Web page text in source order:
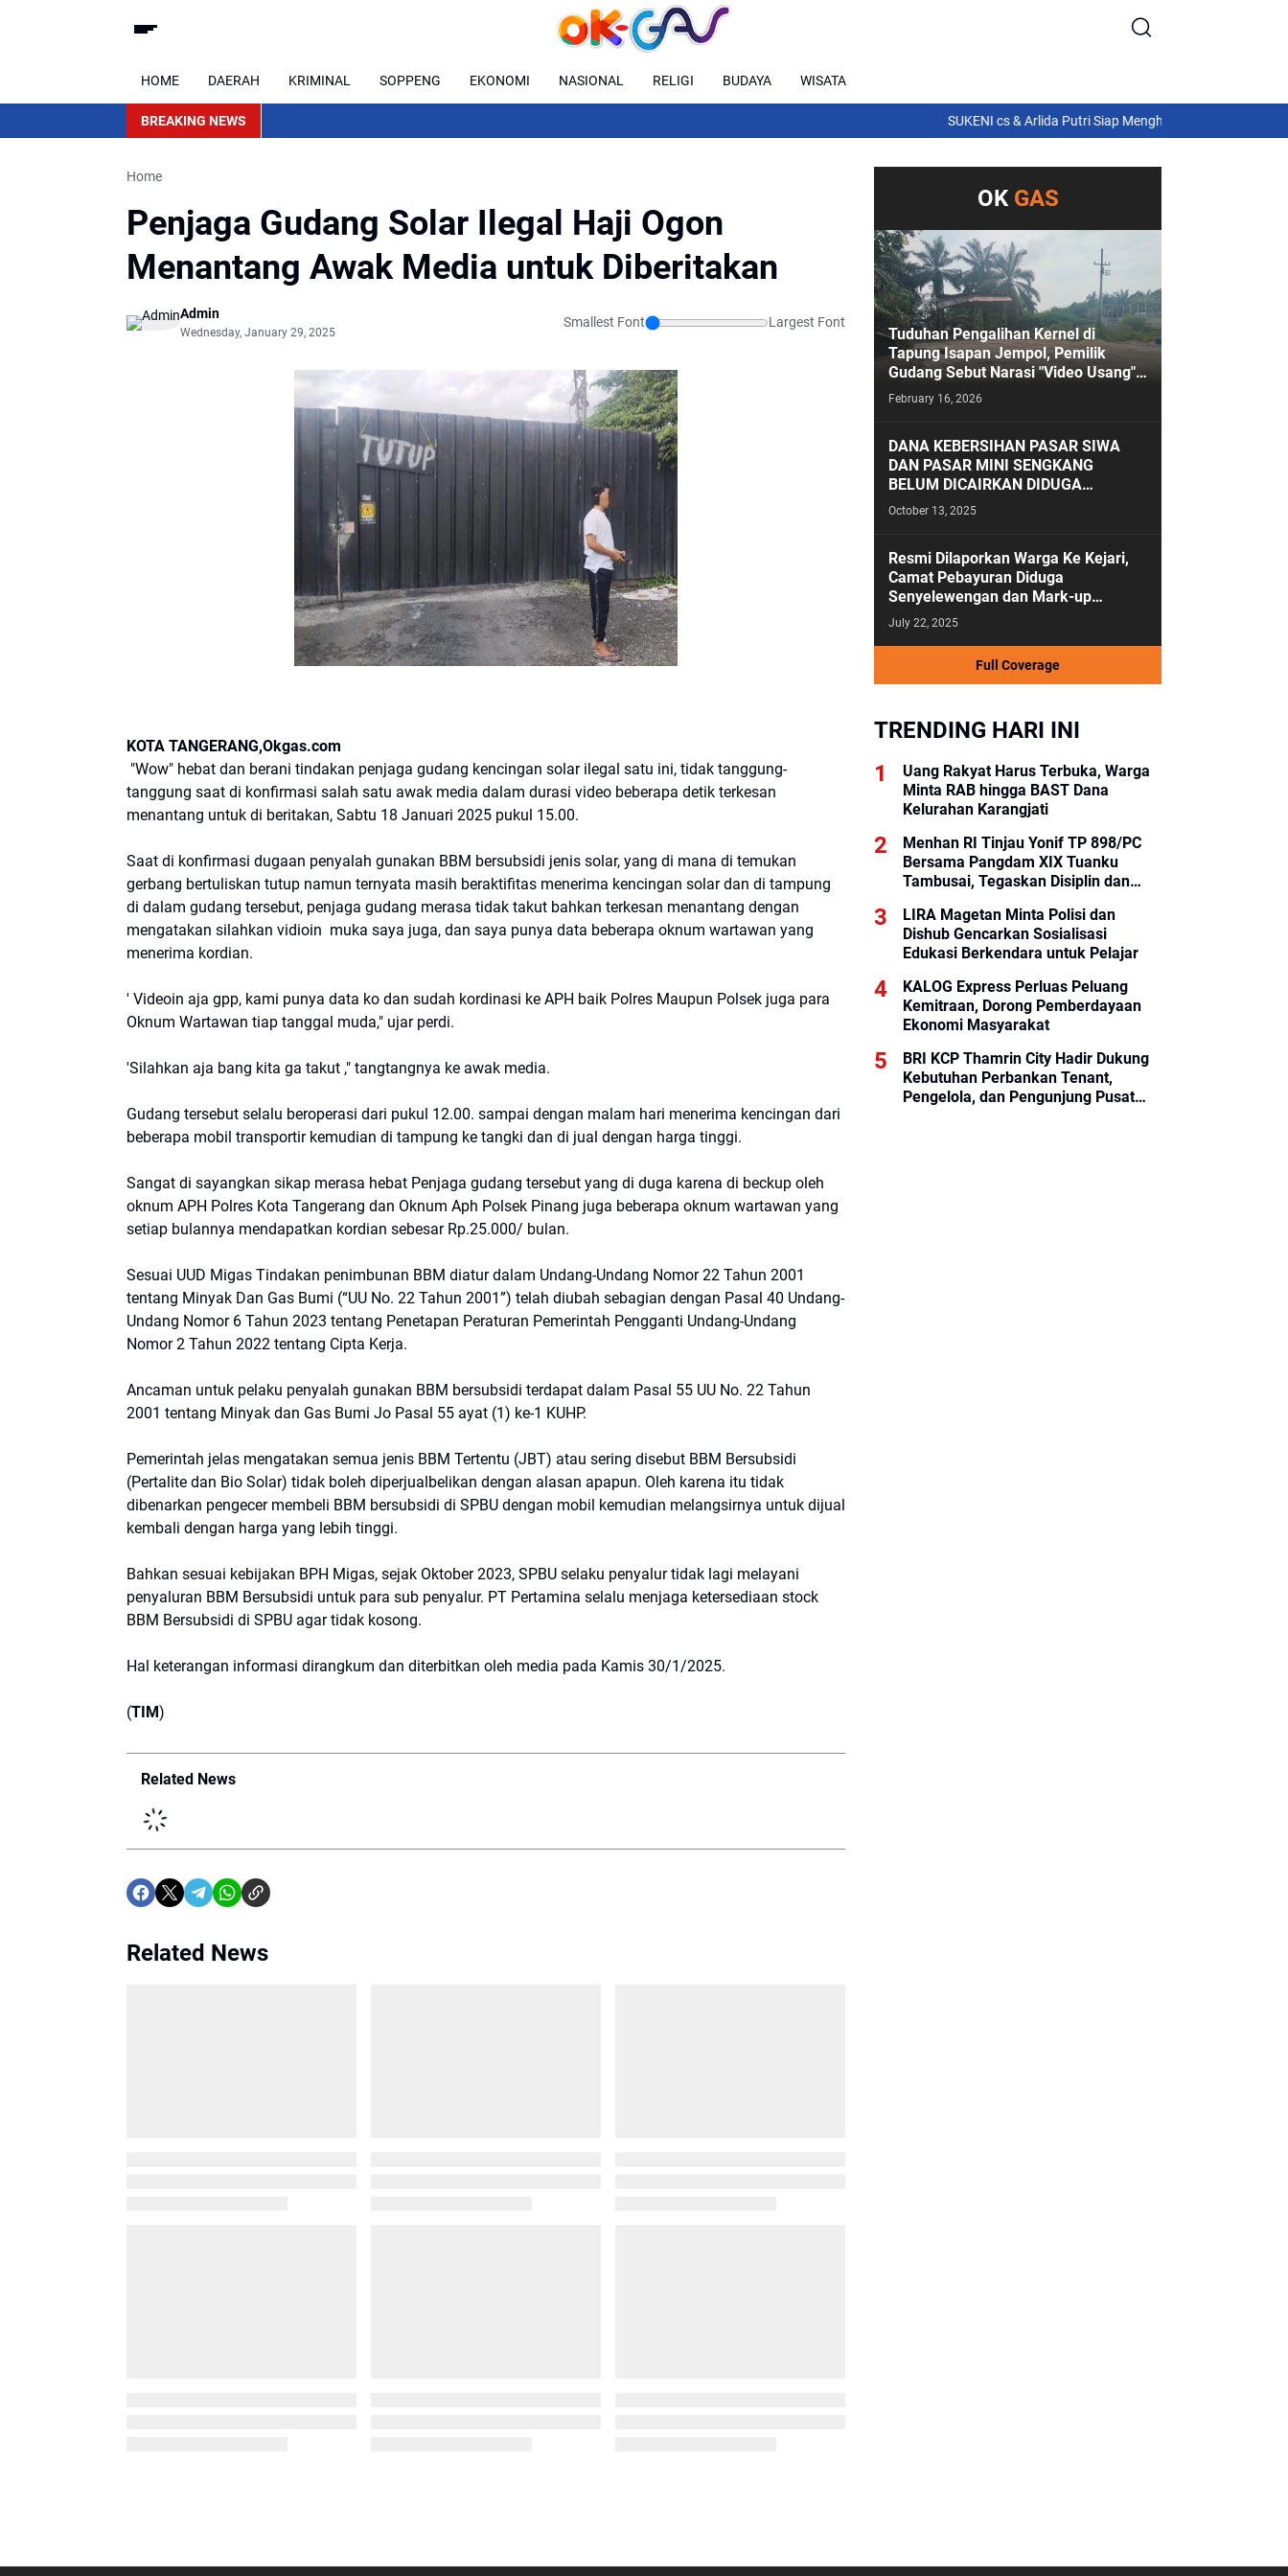
HOME DAERAH KRIMINAL SOPPENG EKONOMI NASIONAL RELIGI BUDAYA WISATA
BREAKING NEWS SUKENI cs & Arlida Putri Siap Menghibur! Semarang Extreme
Home
Penjaga Gudang Solar Ilegal Haji Ogon
Menantang Awak Media untuk Diberitakan
Admin
Wednesday, January 29, 2025
Smallest Font Largest Font
KOTA TANGERANG,Okgas.com
"Wow" hebat dan berani tindakan penjaga gudang kencingan solar ilegal satu ini, tidak tanggung-
tanggung saat di konfirmasi salah satu awak media dalam durasi video beberapa detik terkesan
menantang untuk di beritakan, Sabtu 18 Januari 2025 pukul 15.00.
Saat di konfirmasi dugaan penyalah gunakan BBM bersubsidi jenis solar, yang di mana di temukan
gerbang bertuliskan tutup namun ternyata masih beraktifitas menerima kencingan solar dan di tampung
di dalam gudang tersebut, penjaga gudang merasa tidak takut bahkan terkesan menantang dengan
mengatakan silahkan vidioin muka saya juga, dan saya punya data beberapa oknum wartawan yang
menerima kordian.
' Videoin aja gpp, kami punya data ko dan sudah kordinasi ke APH baik Polres Maupun Polsek juga para
Oknum Wartawan tiap tanggal muda," ujar perdi.
'Silahkan aja bang kita ga takut ," tangtangnya ke awak media.
Gudang tersebut selalu beroperasi dari pukul 12.00. sampai dengan malam hari menerima kencingan dari
beberapa mobil transportir kemudian di tampung ke tangki dan di jual dengan harga tinggi.
Sangat di sayangkan sikap merasa hebat Penjaga gudang tersebut yang di duga karena di beckup oleh
oknum APH Polres Kota Tangerang dan Oknum Aph Polsek Pinang juga beberapa oknum wartawan yang
setiap bulannya mendapatkan kordian sebesar Rp.25.000/ bulan.
Sesuai UUD Migas Tindakan penimbunan BBM diatur dalam Undang-Undang Nomor 22 Tahun 2001
tentang Minyak Dan Gas Bumi (“UU No. 22 Tahun 2001”) telah diubah sebagian dengan Pasal 40 Undang-
Undang Nomor 6 Tahun 2023 tentang Penetapan Peraturan Pemerintah Pengganti Undang-Undang
Nomor 2 Tahun 2022 tentang Cipta Kerja.
Ancaman untuk pelaku penyalah gunakan BBM bersubsidi terdapat dalam Pasal 55 UU No. 22 Tahun
2001 tentang Minyak dan Gas Bumi Jo Pasal 55 ayat (1) ke-1 KUHP.
Pemerintah jelas mengatakan semua jenis BBM Tertentu (JBT) atau sering disebut BBM Bersubsidi
(Pertalite dan Bio Solar) tidak boleh diperjualbelikan dengan alasan apapun. Oleh karena itu tidak
dibenarkan pengecer membeli BBM bersubsidi di SPBU dengan mobil kemudian melangsirnya untuk dijual
kembali dengan harga yang lebih tinggi.
Bahkan sesuai kebijakan BPH Migas, sejak Oktober 2023, SPBU selaku penyalur tidak lagi melayani
penyaluran BBM Bersubsidi untuk para sub penyalur. PT Pertamina selalu menjaga ketersediaan stock
BBM Bersubsidi di SPBU agar tidak kosong.
Hal keterangan informasi dirangkum dan diterbitkan oleh media pada Kamis 30/1/2025.
(TIM)
Related News
Related News
OK GAS
Tuduhan Pengalihan Kernel di
Tapung Isapan Jempol, Pemilik
Gudang Sebut Narasi "Video Usang"
Sengaja Digoreng!
February 16, 2026
DANA KEBERSIHAN PASAR SIWA
DAN PASAR MINI SENGKANG
BELUM DICAIRKAN DIDUGA
ANGGARAN KEBERSIHAN SALAH
October 13, 2025
Resmi Dilaporkan Warga Ke Kejari,
Camat Pebayuran Diduga
Senyelewengan dan Mark-up
Anggaran Tahun 2023-2024
July 22, 2025
Full Coverage
TRENDING HARI INI
Uang Rakyat Harus Terbuka, Warga
Minta RAB hingga BAST Dana
Kelurahan Karangjati
Menhan RI Tinjau Yonif TP 898/PC
Bersama Pangdam XIX Tuanku
Tambusai, Tegaskan Disiplin dan
LIRA Magetan Minta Polisi dan
Dishub Gencarkan Sosialisasi
Edukasi Berkendara untuk Pelajar
KALOG Express Perluas Peluang
Kemitraan, Dorong Pemberdayaan
Ekonomi Masyarakat
BRI KCP Thamrin City Hadir Dukung
Kebutuhan Perbankan Tenant,
Pengelola, dan Pengunjung Pusat